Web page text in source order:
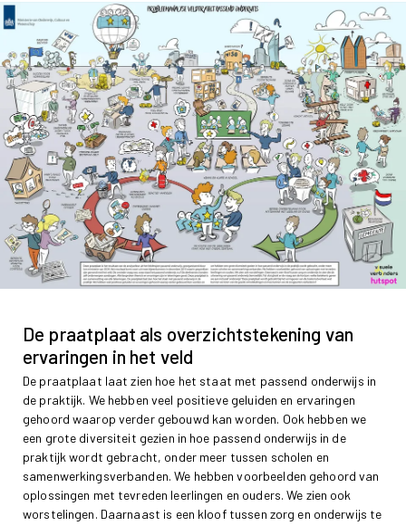
De praatplaat als overzichtstekening van
ervaringen in het veld
De praatplaat laat zien hoe het staat met passend onderwijs in
de praktijk. We hebben veel positieve geluiden en ervaringen
gehoord waarop verder gebouwd kan worden. Ook hebben we
een grote diversiteit gezien in hoe passend onderwijs in de
praktijk wordt gebracht, onder meer tussen scholen en
samenwerkingsverbanden. We hebben voorbeelden gehoord van
oplossingen met tevreden leerlingen en ouders. We zien ook
worstelingen. Daarnaast is een kloof tussen zorg en onderwijs te